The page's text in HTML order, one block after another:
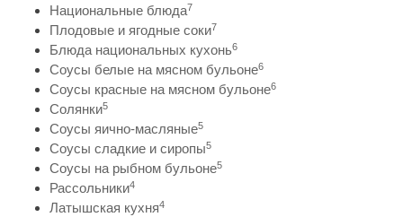
Национальные блюда7
Плодовые и ягодные соки7
Блюда национальных кухонь6
Соусы белые на мясном бульоне6
Соусы красные на мясном бульоне6
Солянки5
Соусы яично-масляные5
Соусы сладкие и сиропы5
Соусы на рыбном бульоне5
Рассольники4
Латышская кухня4